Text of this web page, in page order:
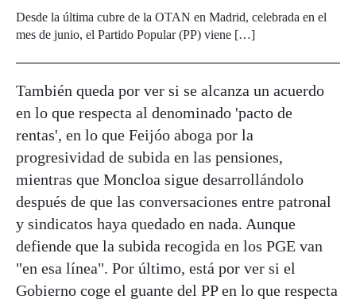
Desde la última cubre de la OTAN en Madrid, celebrada en el
mes de junio, el Partido Popular (PP) viene […]
También queda por ver si se alcanza un acuerdo
en lo que respecta al denominado 'pacto de
rentas', en lo que Feijóo aboga por la
progresividad de subida en las pensiones,
mientras que Moncloa sigue desarrollándolo
después de que las conversaciones entre patronal
y sindicatos haya quedado en nada. Aunque
defiende que la subida recogida en los PGE van
"en esa línea". Por último, está por ver si el
Gobierno coge el guante del PP en lo que respecta